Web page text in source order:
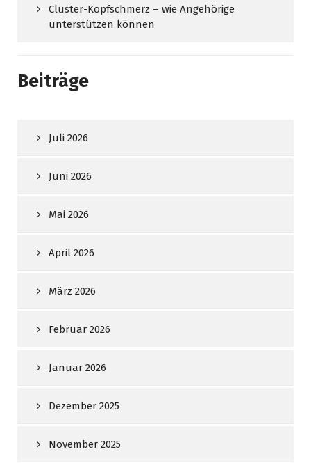
Cluster-Kopfschmerz – wie Angehörige
unterstützen können
Beiträge
Juli 2026
Juni 2026
Mai 2026
April 2026
März 2026
Februar 2026
Januar 2026
Dezember 2025
November 2025